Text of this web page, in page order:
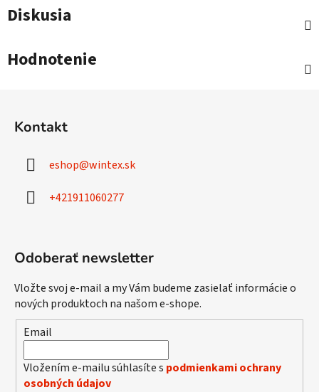
Diskusia
Hodnotenie
Kontakt
eshop@wintex.sk
+421911060277
Odoberať newsletter
Vložte svoj e-mail a my Vám budeme zasielať informácie o
nových produktoch na našom e-shope.
Email
Vložením e-mailu súhlasíte s podmienkami ochrany
osobných údajov